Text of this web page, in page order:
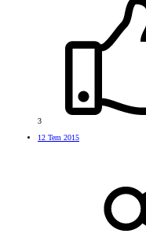
3
12 Tem 2015